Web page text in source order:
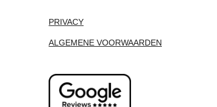
PRIVACY
ALGEMENE VOORWAARDEN